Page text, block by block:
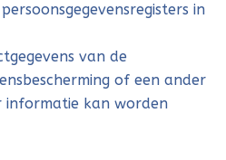
in
van de
of een ander
kan worden